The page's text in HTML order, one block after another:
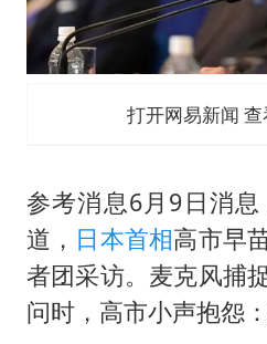
你常
李嫣
打开网易新闻
参考消息6月9日消
道， 日本首相高市早
者团采访。 麦克风捕
问时，高市小声抱怨：